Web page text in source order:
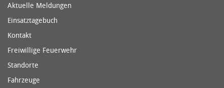
Aktuelle Meldungen
Einsatztagebuch
Kontakt
Freiwillige Feuerwehr
Standorte
Fahrzeuge